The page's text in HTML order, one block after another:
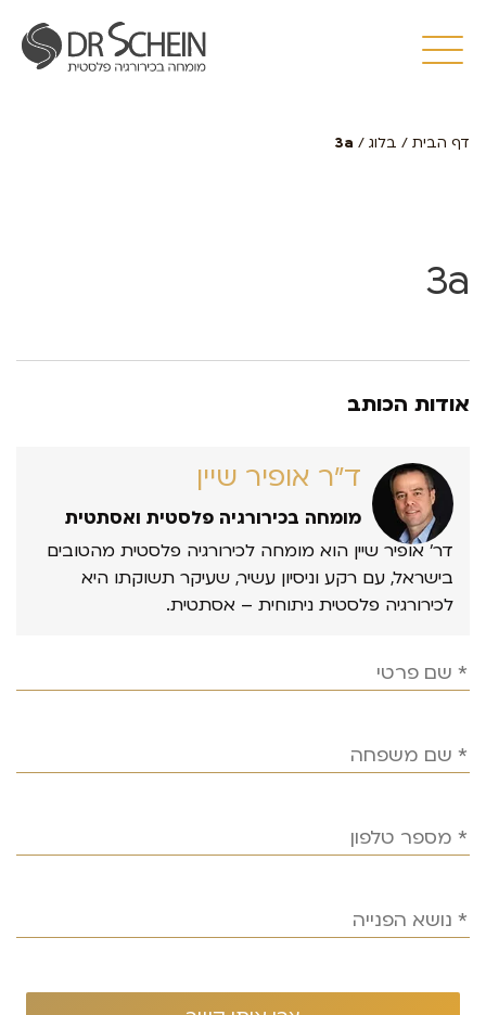
דף הבית / בלוג /
3a
3a
אודות הכותב
ד״ר אופיר שיין
מומחה בכירורגיה פלסטית ואסתטית
דר’ אופיר שיין הוא מומחה לכירורגיה פלסטית מהטובים
בישראל, עם רקע וניסיון עשיר, שעיקר תשוקתו היא
לכירורגיה פלסטית ניתוחית – אסתטית.